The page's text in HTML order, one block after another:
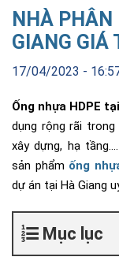
NHÀ PHÂN
GIANG GIÁ
17/04/2023 -
Ống nhựa HDPE
dụng rộng rãi
xây dựng, hạ
sản phẩm ống
dự án tại Hà Giang
Mục lục